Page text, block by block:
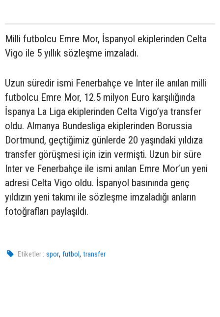
Milli futbolcu Emre Mor, İspanyol ekiplerinden Celta
Vigo ile 5 yıllık sözleşme imzaladı.
Uzun süredir ismi Fenerbahçe ve Inter ile anılan milli
futbolcu Emre Mor, 12.5 milyon Euro karşılığında
İspanya La Liga ekiplerinden Celta Vigo’ya transfer
oldu. Almanya Bundesliga ekiplerinden Borussia
Dortmund, geçtiğimiz günlerde 20 yaşındaki yıldıza
transfer görüşmesi için izin vermişti. Uzun bir süre
Inter ve Fenerbahçe ile ismi anılan Emre Mor’un yeni
adresi Celta Vigo oldu. İspanyol basınında genç
yıldızın yeni takımı ile sözleşme imzaladığı anların
fotoğrafları paylaşıldı.
Etiketler : spor,futbol,transfer